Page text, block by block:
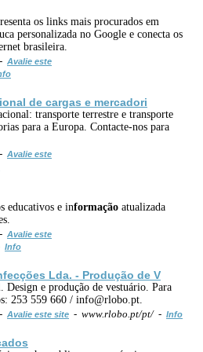
os links mais procurados em
personalizada no Google e conecta os
brasileira.
Avalie este
de cargas e mercadori
transporte terrestre e transporte
para a Europa. Contacte-nos para
Avalie este
educativos e informação atualizada
Avalie este
Info
Lda. - Produção de V
Design e produção de vestuário. Para
253 559 660 / info@rlobo.pt.
Avalie este site - www.rlobo.pt/pt/ - Info